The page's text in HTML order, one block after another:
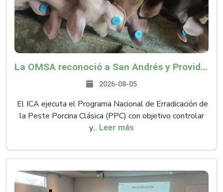
La OMSA reconoció a San Andrés y Providencia como zona libre de Peste Porcina Clásica (PPC)
2026-08-05
El ICA ejecuta el Programa Nacional de Erradicación de
la Peste Porcina Clásica (PPC) con objetivo controlar
y... Leer más